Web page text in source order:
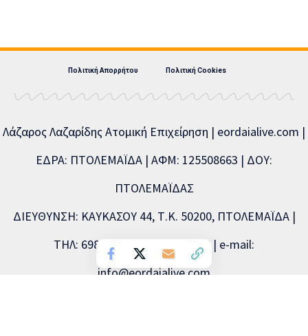
Πολιτική Απορρήτου Πολιτική Cookies
Λάζαρος Λαζαρίδης Ατομική Επιχείρηση | eordaialive.com |
ΕΔΡΑ: ΠΤΟΛΕΜΑΪΔΑ | ΑΦΜ: 125508663 | ΔΟΥ:
ΠΤΟΛΕΜΑΪΔΑΣ
ΔΙΕΥΘΥΝΣΗ: ΚΑΥΚΑΣΟΥ 44, Τ.Κ. 50200, ΠΤΟΛΕΜΑΪΔΑ |
ΤΗΛ: 6981893715, 2463504856 | e-mail:
info@eordaialive.com